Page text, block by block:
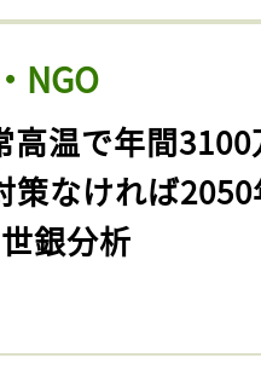
NGO
高温で年間
策なければ
銀分析